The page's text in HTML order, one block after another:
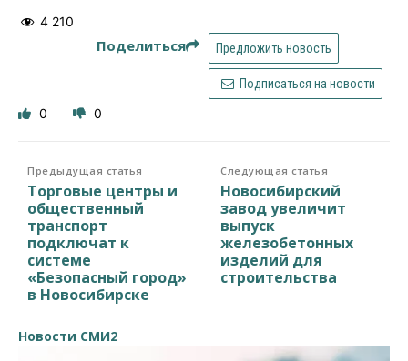
4 210
Поделиться Предложить новость
Подписаться на новости
0 0
Предыдущая статья
Торговые центры и
общественный
транспорт
подключат к
системе
«Безопасный город»
в Новосибирске
Следующая статья
Новосибирский
завод увеличит
выпуск
железобетонных
изделий для
строительства
Новости СМИ2